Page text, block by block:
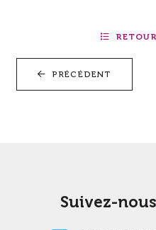
PRÉCÉDENT
Suivez-nous